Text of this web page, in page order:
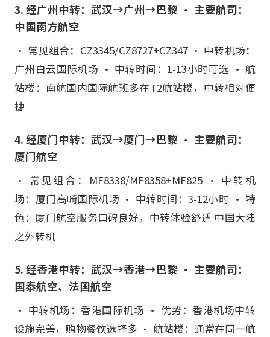
3. 经广州中转：武汉→广州→巴黎 • 主要航司：
中国南方航空
• 常见组合：CZ3345/CZ8727+CZ347 • 中转机场：
广州白云国际机场 • 中转时间：1-13小时可选 • 航
站楼：南航国内国际航班多在T2航站楼，中转相对便
捷
4. 经厦门中转：武汉→厦门→巴黎 • 主要航司：
厦门航空
• 常见组合：MF8338/MF8358+MF825 • 中转机
场：厦门高崎国际机场 • 中转时间：3-12小时 • 特
色：厦门航空服务口碑良好，中转体验舒适 中国大陆
之外转机
5. 经香港中转：武汉→香港→巴黎 • 主要航司：
国泰航空、法国航空
• 中转机场：香港国际机场 • 优势：香港机场中转
设施完善，购物餐饮选择多 • 航站楼：通常在同一航